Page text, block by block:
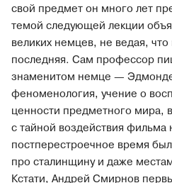
свой предмет он много лет
темой следующей лекции
великих немцев, не ведая,
последняя. Сам профессор
знаменитом немце —
феноменология, учение о
ценности предметного мира,
с тайной воздействия фильма
постперестроечное время
про сталинщину и даже
Кстати, Андрей Смирнов